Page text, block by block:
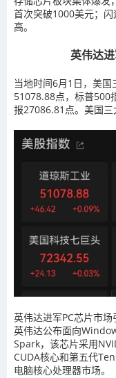
首次突破1000美元；
高。
英伟达
当地时间6月1日，美
51078.88点，标普500
报27086.81点。美国三
英伟达进军PC芯片市场
英伟达公布面向
Spark，该芯片采用
CUDA核心和第五代
电脑核心处理器市场。